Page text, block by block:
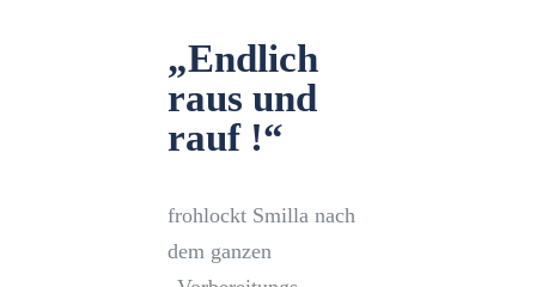
„Endlich
raus und
rauf !“
frohlockt Smilla nach
dem ganzen